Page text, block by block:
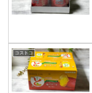
コストコ